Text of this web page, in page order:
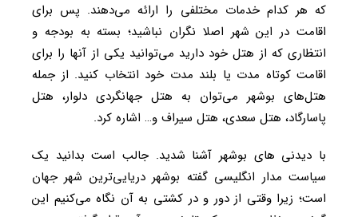
که هر کدام خدمات مختلفی را ارائه می‌دهند. پس برای
اقامت در این شهر اصلا نگران نباشید؛ بسته به بودجه و
انتظاری که از هتل خود دارید می‌توانید یکی از آنها را برای
اقامت کوتاه مدت یا بلند مدت خود انتخاب کنید. از جمله‌
هتل‌های بوشهر می‌توان به هتل جهانگردی دلوار، هتل
پاسارگاد، هتل سعدی، هتل سیراف و… اشاره کرد.
با دیدنی ‌های بوشهر آشنا شدید. جالب است بدانید یک
سیاست مدار انگلیسی گفته بوشهر دریایی‌ترین شهر جهان
است؛ زیرا وقتی از دور و در کشتی به آن نگاه می‌کنیم این